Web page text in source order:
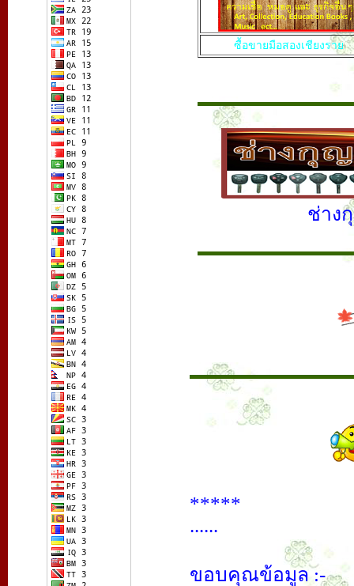
ซื้อขายมือสองเชียงราย
ช่าง
*****
......
ขอบคุณข้อมูล :-